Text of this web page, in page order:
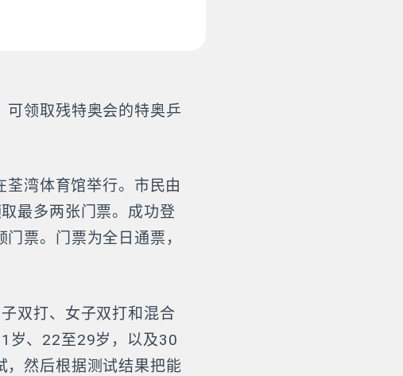
可领取残特奥会的特奥乒
湾体育馆举行。市民由
最多两张门票。成功登
票。门票为全日通票，
双打、女子双打和混合
岁、22至29岁，以及30
，然后根据测试结果把能